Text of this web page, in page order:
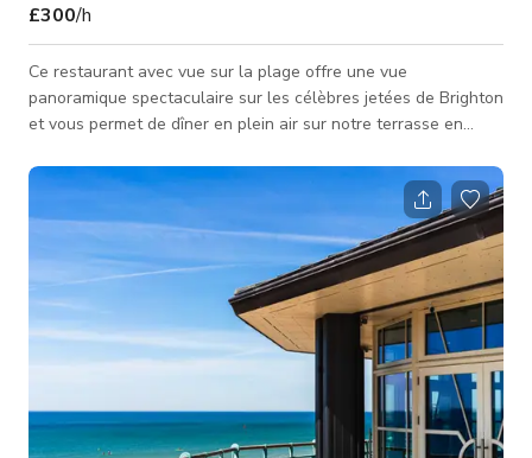
£300/h
Ce restaurant avec vue sur la plage offre une vue
panoramique spectaculaire sur les célèbres jetées de Brighton
et vous permet de dîner en plein air sur notre terrasse en
coquillages, accompagnés de vins fins et de champagnes. Ce
restaurant est de plain-pied avec des toilettes accessibles.
Nous disposons de tables hautes avec des sièges de style
tabouret de bar à l'intérieur et de tables de hauteur normale
sur la terrasse extérie